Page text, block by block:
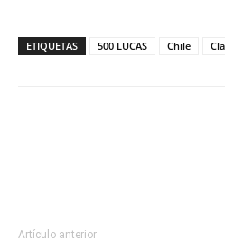
ETIQUETAS 500 LUCAS Chile
Artículo anterior